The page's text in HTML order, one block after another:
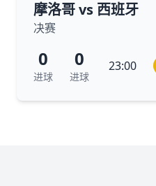
摩洛哥 vs 西班牙
决赛
0
进球
0
进球
23:00